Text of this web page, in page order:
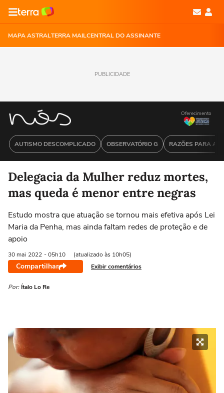
MAPA ASTRALTERRA MAILCENTRAL DO ASSINANTE
PUBLICIDADE
AUTISMO DESCOMPLICADO OBSERVATÓRIO G RAZÕES PARA
Oferecimento
Delegacia da Mulher reduz mortes,
mas queda é menor entre negras
Estudo mostra que atuação se tornou mais efetiva após Lei
Maria da Penha, mas ainda faltam redes de proteção e de
apoio
30 mai 2022 - 05h10 (atualizado às 10h05)
Compartilhar Exibir comentários
Por: Ítalo Lo Re